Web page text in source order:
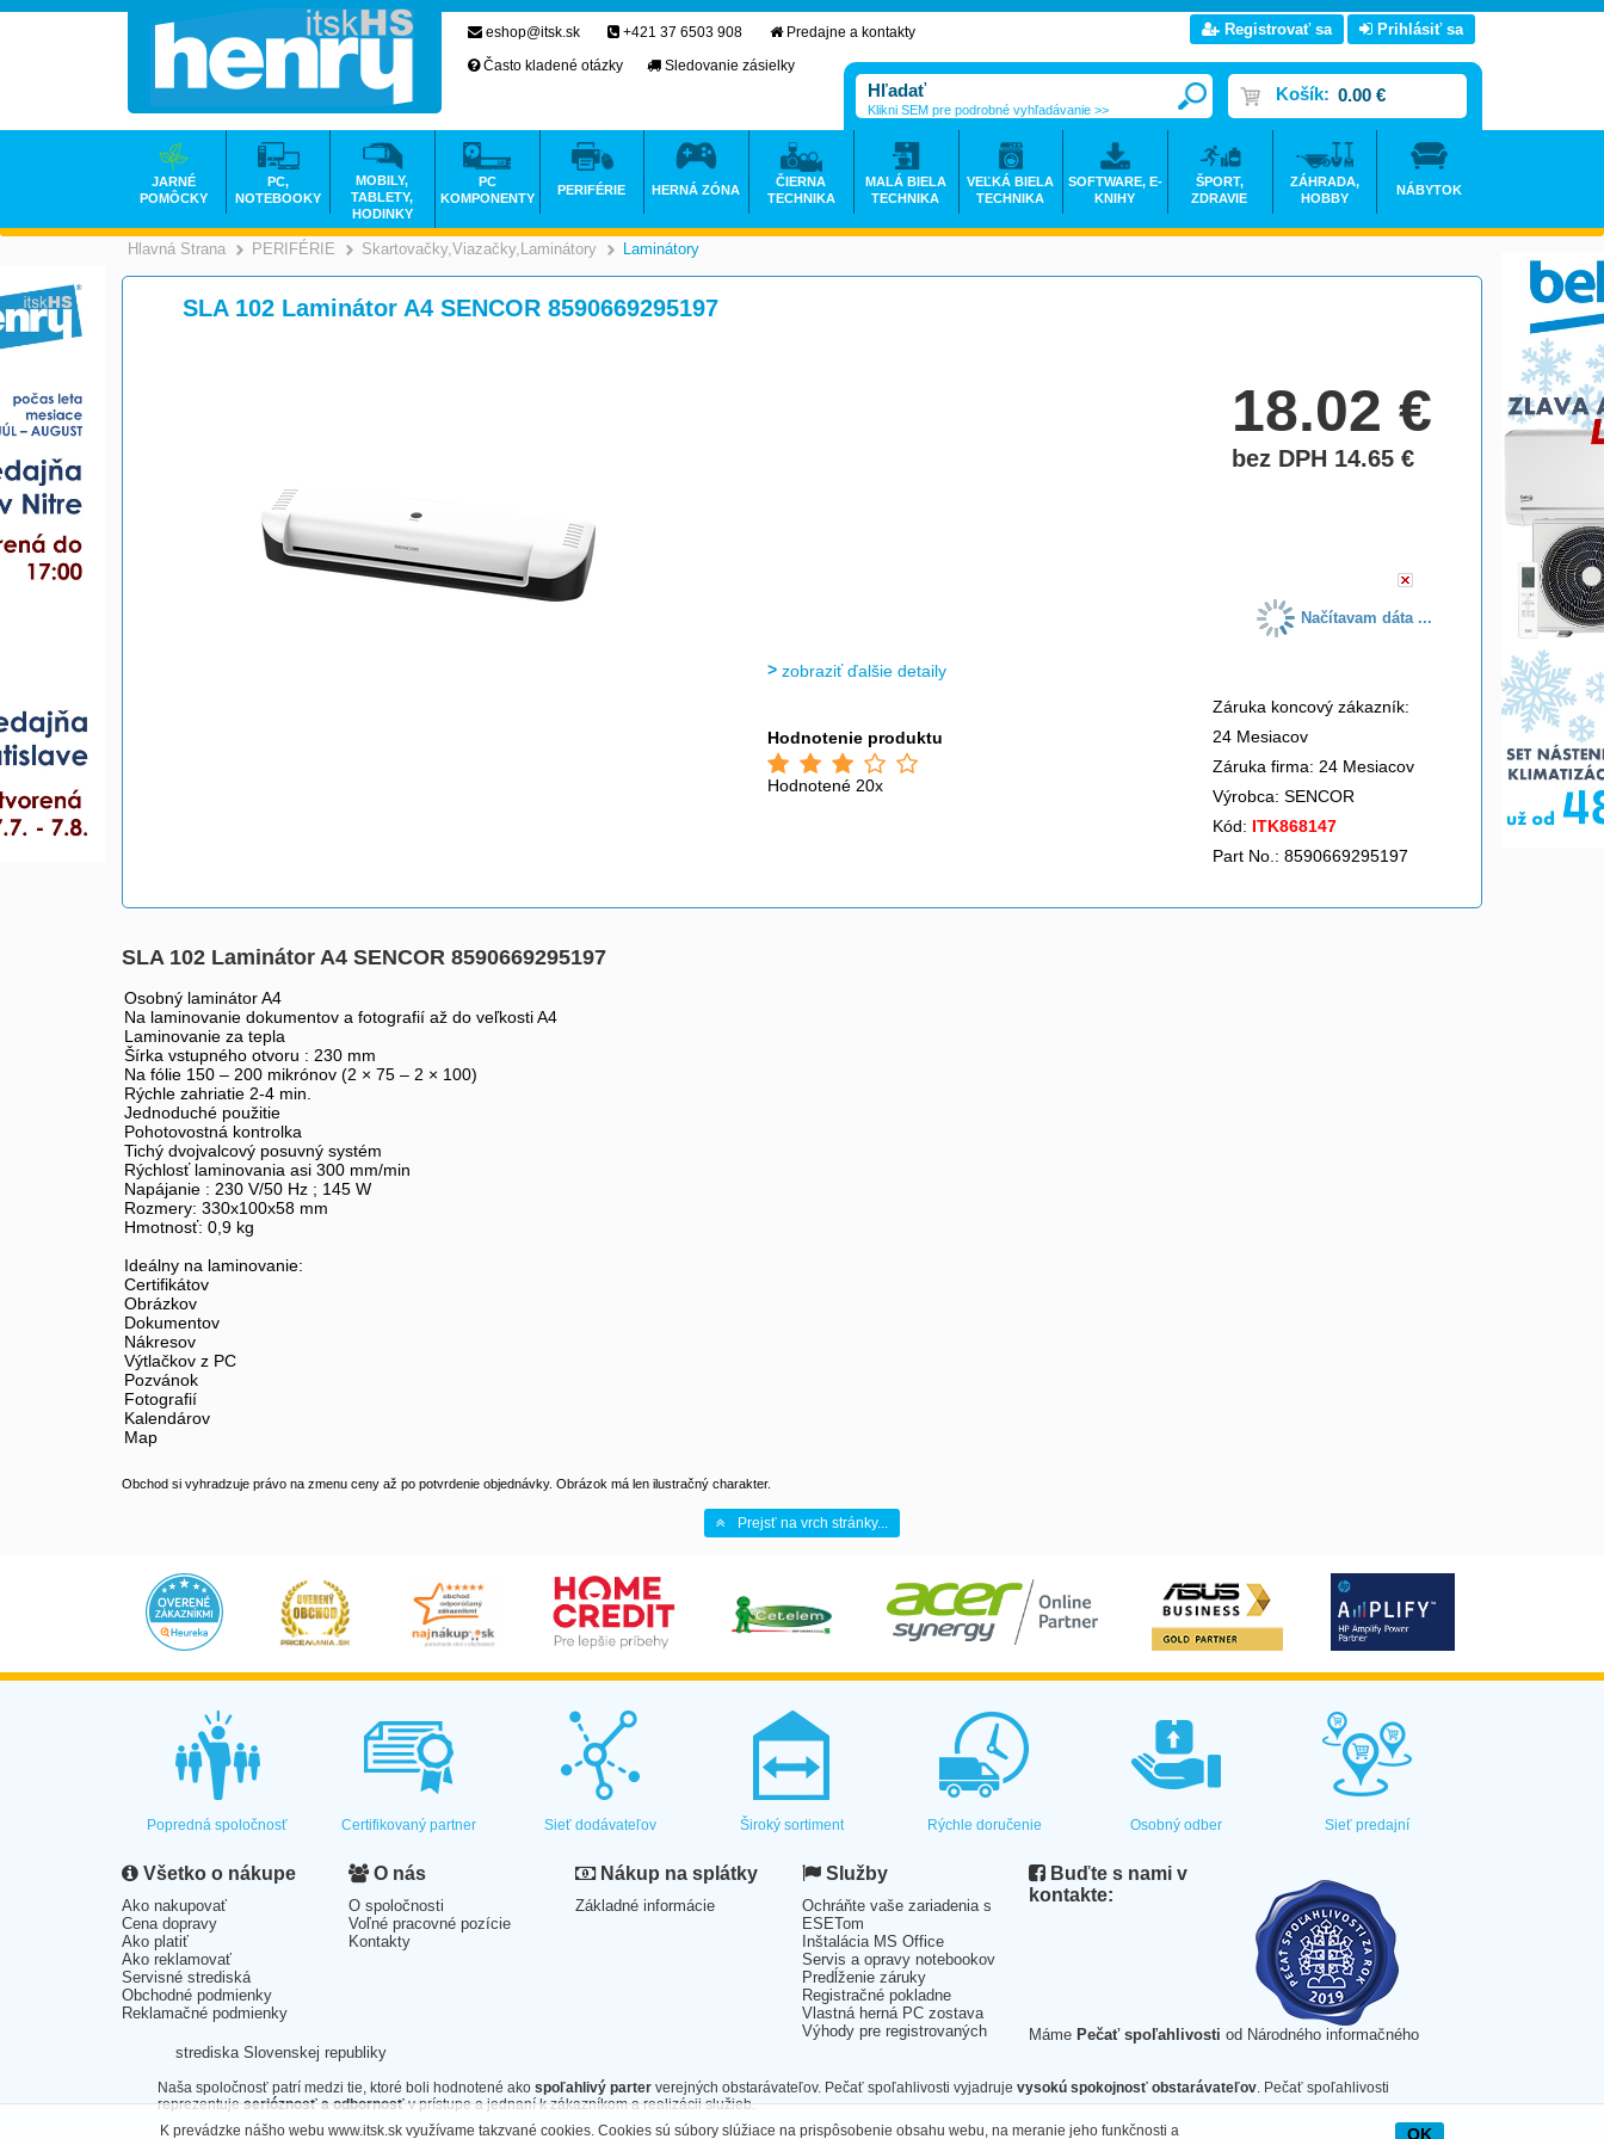
Hlavná Strana >
PERIFÉRIE >
Skartovačky,Viazačky,Laminátory >
Laminátory
SLA 102 Laminátor A4 SENCOR 8590669295197
18.02€
bez DPH 14.65€
Načítavam dáta ...
zobraziť ďalšie detaily
Hodnotenie produktu
Hodnotené 20x
Záruka koncový zákazník:
24 Mesiacov
Záruka firma: 24 Mesiacov
Výrobca: SENCOR
Kód: ITK868147
Part No.: 8590669295197
SLA 102 Laminátor A4 SENCOR 8590669295197
Osobný laminátor A4
Na laminovanie dokumentov a fotografií až do veľkosti A4
Laminovanie za tepla
Šírka vstupného otvoru : 230 mm
Na fólie 150 – 200 mikrónov (2 × 75 – 2 × 100)
Rýchle zahriatie 2-4 min.
Jednoduché použitie
Pohotovostná kontrolka
Tichý dvojvalcový posuvný systém
Rýchlosť laminovania asi 300 mm/min
Napájanie : 230 V/50 Hz ; 145 W
Rozmery: 330x100x58 mm
Hmotnosť: 0,9 kg
Ideálny na laminovanie:
Certifikátov
Obrázkov
Dokumentov
Nákresov
Výtlačkov z PC
Pozvánok
Fotografií
Kalendárov
Map
Obchod si vyhradzuje právo na zmenu ceny až po potvrdenie objednávky. Obrázok má len ilustračný charakter.
Prejsť na vrch stránky...
eshop@itsk.sk +421 37 6503 908
Predajne a kontakty
Často kladené otázky
Sledovanie zásielky
Registrovať sa Prihlásiť sa
Košík: 0.00 €
Klikni SEM pre podrobné vyhľadávanie >>
JARNÉ
POMÔCKY
PC,
NOTEBOOKY
MOBILY,
TABLETY,
HODINKY
PC
KOMPONENTY
PERIFÉRIE HERNÁ ZÓNA
ČIERNA
TECHNIKA
MALÁ BIELA
TECHNIKA
VEĽKÁ BIELA
TECHNIKA
SOFTWARE, E-
KNIHY
ŠPORT,
ZDRAVIE
ZÁHRADA,
HOBBY
NÁBYTOK
Popredná spoločnosť Certifikovaný partner Sieť dodávateľov Široký sortiment Rýchle doručenie Osobný odber Sieť predajní
Všetko o nákupe
Ako nakupovať
Cena dopravy
Ako platiť
Ako reklamovať
Servisné strediská
Obchodné podmienky
Reklamačné podmienky
O nás
O spoločnosti
Voľné pracovné pozície
Kontakty
Nákup na splátky
Základné informácie
Služby
Ochráňte vaše zariadenia s
ESETom
Inštalácia MS Office
Servis a opravy notebookov
Predĺženie záruky
Registračné pokladne
Vlastná herná PC zostava
Výhody pre registrovaných
Buďte s nami v
kontakte:
Máme Pečať spoľahlivosti od Národného informačného
strediska Slovenskej republiky
Naša spoločnosť patrí medzi tie, ktoré boli hodnotené ako spoľahlivý parter verejných obstarávateľov. Pečať spoľahlivosti vyjadruje vysokú spokojnosť obstarávateľov. Pečať spoľahlivosti
reprezentujeserióznosť a odbornosťv prístupe a jednaní k zákazníkom a realizácii služieb.
K prevádzke nášho webu www.itsk.sk využívame takzvané cookies. Cookies sú súbory slúžiace na prispôsobenie obsahu webu, na meranie jeho funkčnosti a
OK